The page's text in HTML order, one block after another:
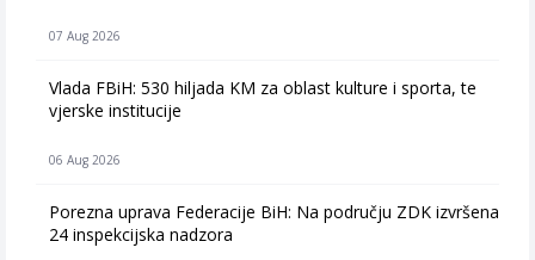
07 Aug 2026
Vlada FBiH: 530 hiljada KM za oblast kulture i sporta, te
vjerske institucije
06 Aug 2026
Porezna uprava Federacije BiH: Na području ZDK izvršena
24 inspekcijska nadzora